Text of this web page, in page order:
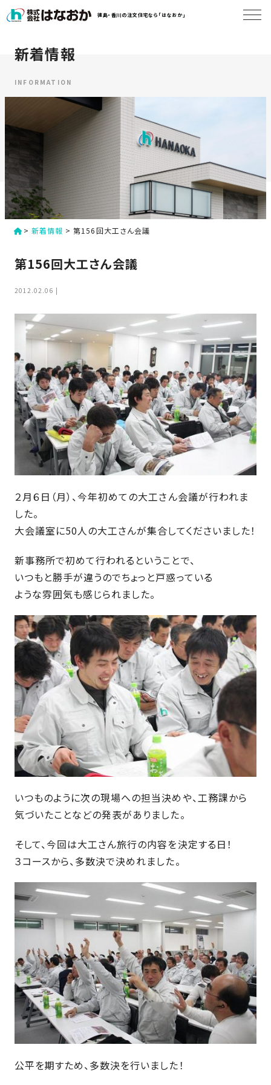
ン
る
徳島・香川の注文住宅なら「はなおか」
は
お
か
つ
て
初
め
の
様
詳
し
く
見
る
専
社
員
大
長
期
優
住
宅
認
定
基
準
を
採
用
ワ
ス
ト
プ
の
く
り
ら
し
を
守
る
技
術、
標
は
な
お
の
づ
り
施
工
実
例
エ
リ
ア
お
く
の
建
現
場
お
引
き
渡
し
物
件
暮
し
づ
り
の
ピ
よ
あ
る
質
問
モ
デ
ル
ハ
は
な
お
か
デ
ル
ハ
ウ
ス
は
こ
ち
ら
徳
島
モ
デ
ル
ハ
ウ
様
の
お
様
の
イ
ン
タ
ビ
ュ
ー
お
客
ア
ン
ー
ト
お
ら
せ
イ
ベ
ン
ト
情
報
新
着
情
会
社
情
報
ご
い
さ
会
概
要
ス
ッ
フ・
大
工
紹
介
徳
モ
ル
ハ
ス
香
ル
ハ
ス
新着情報
INFORMATION
>新着情報 >第156回大工さん会議
第156回大工さん会議
2012.02.06
２月６日（月）、今年初めての大工さん会議が行われま
した。
大会議室に50人の大工さんが集合してくださいました！
新事務所で初めて行われるということで、
いつもと勝手が違うのでちょっと戸惑っている
ような雰囲気も感じられました。
いつものように次の現場への担当決めや、工務課から
気づいたことなどの発表がありました。
そして、今回は大工さん旅行の内容を決定する日！
３コースから、多数決で決めれました。
公平を期すため、多数決を行いました！